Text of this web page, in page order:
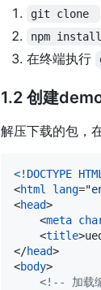
git clone
npm install
在终端执行
1.2 创建
解压下载的包，
<!DOCTYPE HTML
<html lang="
<head>
<meta
<title>
</head>
<body>
<!-- 加载